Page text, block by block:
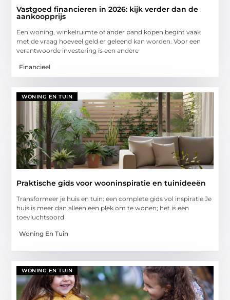
Vastgoed financieren in 2026: kijk verder dan de
aankoopprijs
Een woning, winkelruimte of ander pand kopen begint vaak
met de vraag hoeveel geld er geleend kan worden. Voor een
verantwoorde investering is een andere
Financieel
WONING EN TUIN
Praktische gids voor wooninspiratie en tuinideeën
Transformeer je huis en tuin: een complete gids vol inspiratie Je
huis is meer dan alleen een plek om te wonen; het is een
toevluchtsoord
Woning En Tuin
WONING EN TUIN